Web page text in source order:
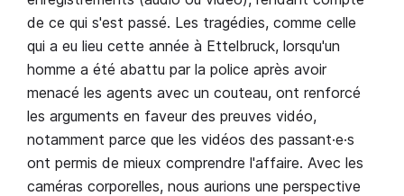
de ce qui s'est passé. Les tragédies, comme celle
qui a eu lieu cette année à Ettelbruck, lorsqu'un
homme a été abattu par la police après avoir
menacé les agents avec un couteau, ont renforcé
les arguments en faveur des preuves vidéo,
notamment parce que les vidéos des passant·e·s
ont permis de mieux comprendre l'affaire. Avec les
caméras corporelles, nous aurions une perspective